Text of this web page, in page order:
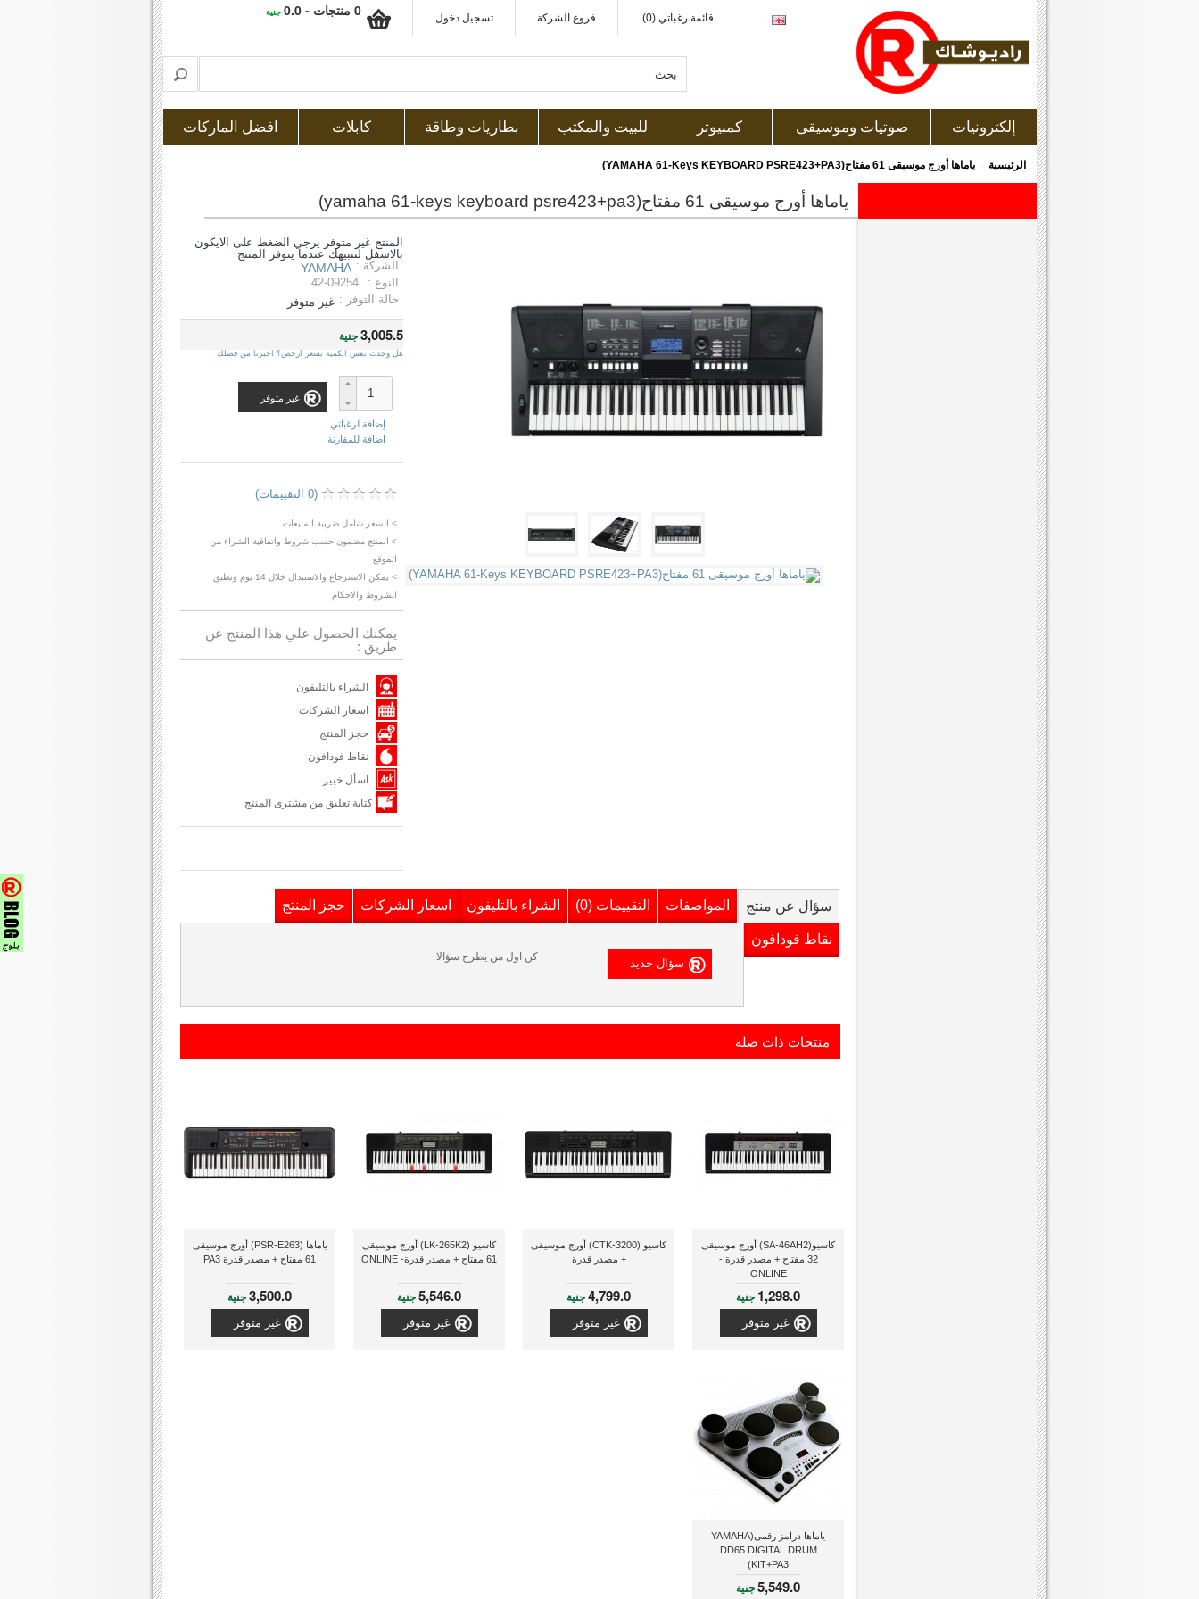
قائمة رغباتي (0) فروع الشركة تسجيل دخول 0 منتجات - 0.0 جنية
إلكترونيات صوتيات وموسيقى كمبيوتر للبيت والمكتب بطاريات وطاقة كابلات افضل الماركات
الرئيسية ياماها أورج موسيقى 61 مفتاح(YAMAHA 61-Keys KEYBOARD PSRE423+PA3)
ياماها أورج موسيقى 61 مفتاح(yamaha 61-keys keyboard psre423+pa3)
المنتج غير متوفر يرجي الضغط على الايكون
بالاسفل لتنبيهك عندما يتوفر المنتج
الشركة : YAMAHA
النوع :
42-09254
حالة التوفر : غير متوفر
3,005.5جنية
هل وجدت نفس الكمية بسعر ارخص؟ اخبرنا من فضلك
غير متوفر
إضافة لرغباتي
اضافة للمقارنة
(0 التقييمات)
> السعر شامل ضريبة المبيعات
> المنتج مضمون حسب شروط واتفاقية الشراء من
الموقع
> يمكن الاسترجاع والاستبدال خلال 14 يوم وتطبق
الشروط والاحكام
يمكنك الحصول علي هذا المنتج عن
طريق :
الشراء بالتليفون
اسعار الشركات
حجز المنتج
نقاط فودافون
اسأل خبير
كتابة تعليق من مشترى المنتج
سؤال عن منتج المواصفات التقييمات (0) الشراء بالتليفون اسعار الشركات حجز المنتج
نقاط فودافون
كن اول من يطرح سؤالا
منتجات ذات صلة
كاسيو(SA-46AH2) أورج موسيقى
32 مفتاح + مصدر قدرة -
ONLINE
1,298.0 جنية
غير متوفر
كاسيو (CTK-3200) أورج موسيقى
+ مصدر قدرة
4,799.0جنية
غير متوفر
كاسيو (LK-265K2) أورج موسيقى
61 مفتاح + مصدر قدرة- ONLINE
5,546.0جنية
غير متوفر
ياماها (PSR-E263) أورج موسيقى
61 مفتاح + مصدر قدرة PA3
3,500.0جنية
غير متوفر
ياماها درامز رقمى(YAMAHA
DD65 DIGITAL DRUM
KIT+PA3)
5,549.0جنية